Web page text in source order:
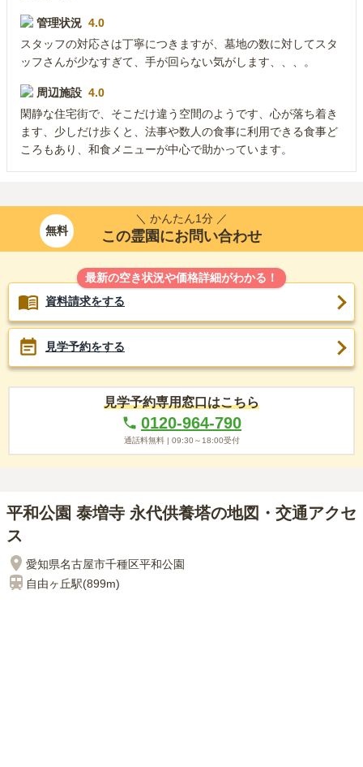
管理状況 4.0
スタッフの対応さは丁寧につきますが、墓地の数に対してスタ
ッフさんが少なすぎて、手が回らない気がします、、、。
周辺施設 4.0
閑静な住宅街で、そこだけ違う空間のようです、心が落ち着き
ます、少しだけ歩くと、法事や数人の食事に利用できる食事ど
ころもあり、和食メニューが中心で助かっています。
無料
＼ かんたん1分 ／
この霊園にお問い合わせ
最新の空き状況や価格詳細がわかる！
資料請求をする
見学予約をする
見学予約専用窓口はこちら
0120-964-790
通話料無料 | 09:30～18:00受付
平和公園 泰増寺 永代供養塔の地図・交通アクセ
ス
愛知県名古屋市千種区平和公園
自由ヶ丘駅(899m)